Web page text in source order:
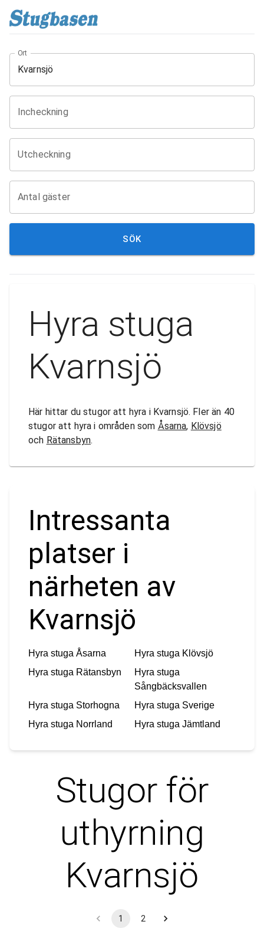
Ort
Incheckning
Utcheckning
Antal gäster
SÖK
Hyra stuga
Kvarnsjö
Här hittar du stugor att hyra i Kvarnsjö. Fler än 40
stugor att hyra i områden som Åsarna, Klövsjö
och Rätansbyn.
Intressanta
platser i
närheten av
Kvarnsjö
Hyra stuga Åsarna Hyra stuga Klövsjö
Hyra stuga Rätansbyn
Hyra stuga
Sångbäcksvallen
Hyra stuga Storhogna Hyra stuga Sverige
Hyra stuga Norrland Hyra stuga Jämtland
Stugor för
uthyrning
Kvarnsjö
1 2